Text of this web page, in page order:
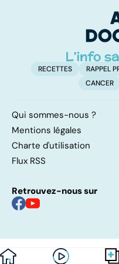
RECETTES RAPPEL
CANCER
Qui sommes-nous ?
Mentions légales
Charte d'utilisation
Flux RSS
Retrouvez-nous sur